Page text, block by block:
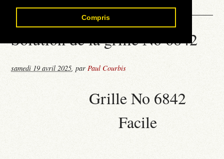
Compris
Contact
Solution de la grille No 6842
samedi 19 avril 2025,parPaul Courbis
Grille No 6842
Facile